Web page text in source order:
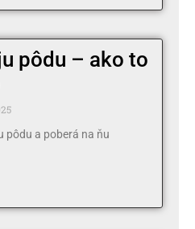
pôdu – ako to
pôdu a poberá na ňu